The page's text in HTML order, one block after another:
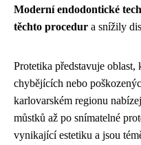
Moderní endodontické
těchto procedur a snížily
Protetika představuje oblast,
chybějících nebo
karlovarském regionu
můstků až po snímatelné
vynikající estetiku a jsou